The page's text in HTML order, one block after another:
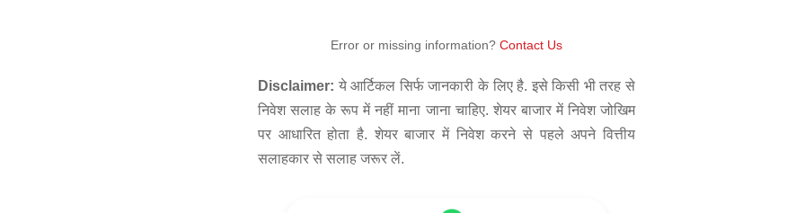
Error or missing information? Contact Us
Disclaimer: ये आर्टिकल सिर्फ जानकारी के लिए है. इसे किसी भी तरह से
निवेश सलाह के रूप में नहीं माना जाना चाहिए. शेयर बाजार में निवेश जोखिम
पर आधारित होता है. शेयर बाजार में निवेश करने से पहले अपने वित्तीय
सलाहकार से सलाह जरूर लें.